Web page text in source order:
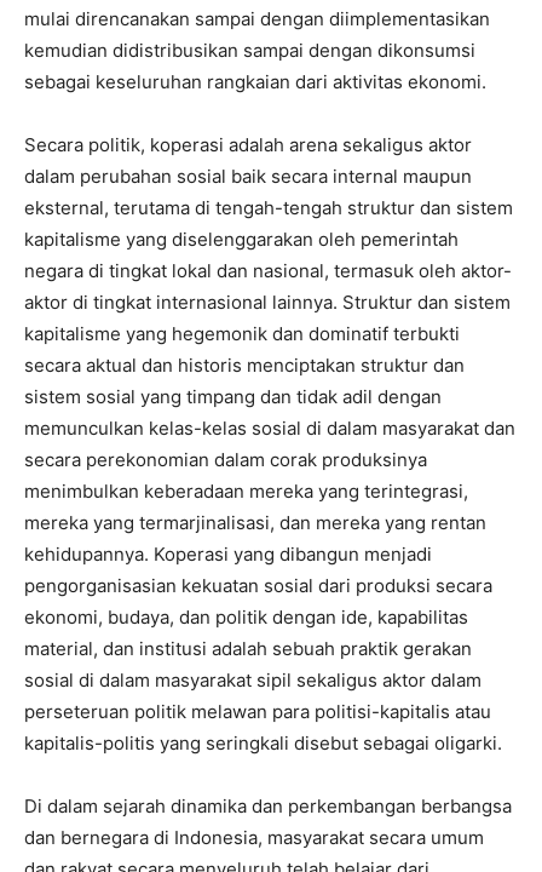
mulai direncanakan sampai dengan diimplementasikan
kemudian didistribusikan sampai dengan dikonsumsi
sebagai keseluruhan rangkaian dari aktivitas ekonomi.
Secara politik, koperasi adalah arena sekaligus aktor
dalam perubahan sosial baik secara internal maupun
eksternal, terutama di tengah-tengah struktur dan sistem
kapitalisme yang diselenggarakan oleh pemerintah
negara di tingkat lokal dan nasional, termasuk oleh aktor-
aktor di tingkat internasional lainnya. Struktur dan sistem
kapitalisme yang hegemonik dan dominatif terbukti
secara aktual dan historis menciptakan struktur dan
sistem sosial yang timpang dan tidak adil dengan
memunculkan kelas-kelas sosial di dalam masyarakat dan
secara perekonomian dalam corak produksinya
menimbulkan keberadaan mereka yang terintegrasi,
mereka yang termarjinalisasi, dan mereka yang rentan
kehidupannya. Koperasi yang dibangun menjadi
pengorganisasian kekuatan sosial dari produksi secara
ekonomi, budaya, dan politik dengan ide, kapabilitas
material, dan institusi adalah sebuah praktik gerakan
sosial di dalam masyarakat sipil sekaligus aktor dalam
perseteruan politik melawan para politisi-kapitalis atau
kapitalis-politis yang seringkali disebut sebagai oligarki.
Di dalam sejarah dinamika dan perkembangan berbangsa
dan bernegara di Indonesia, masyarakat secara umum